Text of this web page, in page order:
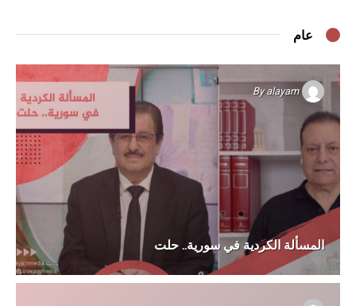
عام
Byalayam
المسألة الكردية في سورية.. حلت